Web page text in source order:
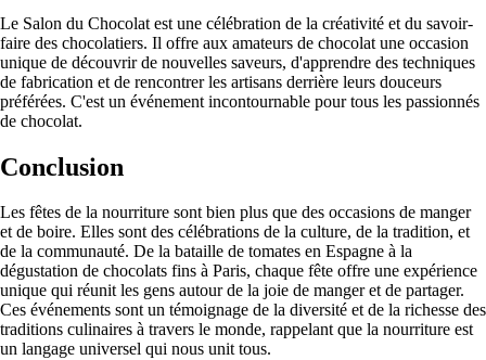
Le Salon du Chocolat est une célébration de la créativité et du savoir-
faire des chocolatiers. Il offre aux amateurs de chocolat une occasion
unique de découvrir de nouvelles saveurs, d'apprendre des techniques
de fabrication et de rencontrer les artisans derrière leurs douceurs
préférées. C'est un événement incontournable pour tous les passionnés
de chocolat.
Conclusion
Les fêtes de la nourriture sont bien plus que des occasions de manger
et de boire. Elles sont des célébrations de la culture, de la tradition, et
de la communauté. De la bataille de tomates en Espagne à la
dégustation de chocolats fins à Paris, chaque fête offre une expérience
unique qui réunit les gens autour de la joie de manger et de partager.
Ces événements sont un témoignage de la diversité et de la richesse des
traditions culinaires à travers le monde, rappelant que la nourriture est
un langage universel qui nous unit tous.